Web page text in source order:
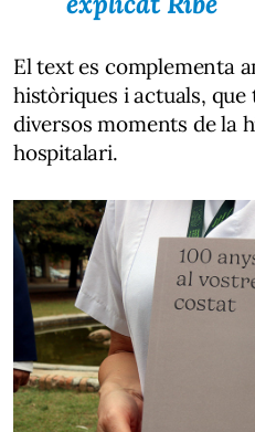
El text es complementa
històriques i actuals,
diversos moments de la
hospitalari.